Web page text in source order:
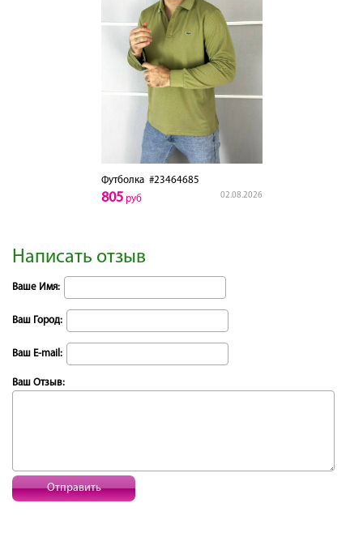
Футболка#23464685
02.08.2026
805руб
Написать отзыв
Ваше Имя:
Ваш Город:
Ваш E-mail:
Ваш Отзыв:
Отправить